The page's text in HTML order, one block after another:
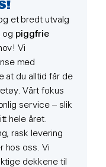
et bredt utvalg
og piggfrie
Vi
med
at du alltid får de
Vårt fokus
service – slik
hele året.
rask levering
hos oss. Vi
dekkene til